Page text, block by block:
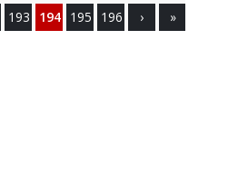
193 194 195 196 › »